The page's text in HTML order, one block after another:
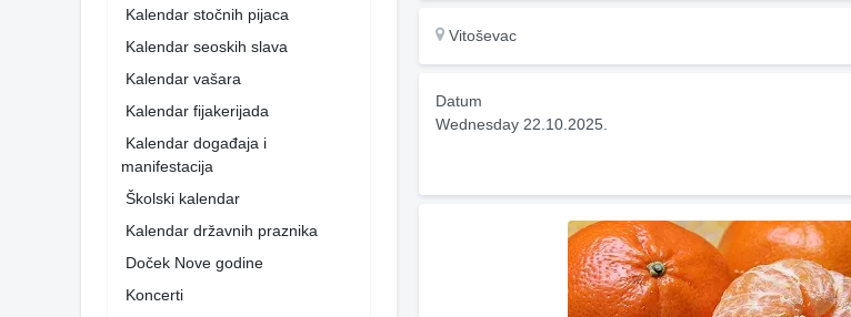
Kalendar stočnih pijaca
Kalendar seoskih slava
Kalendar vašara
Kalendar fijakerijada
Kalendar događaja i
manifestacija
Školski kalendar
Kalendar državnih praznika
Doček Nove godine
Koncerti
Vitoševac
Datum
Wednesday 22.10.2025.